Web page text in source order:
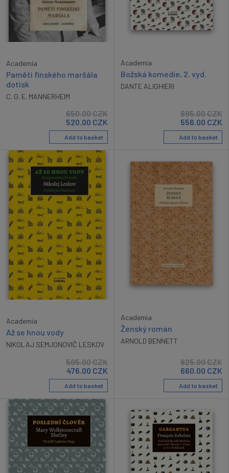
Academia
Paměti finského maršála
dotisk
C. G. E. MANNERHEIM
650.00CZK
520.00 CZK
Add to basket
Academia
Božská komedie, 2. vyd.
DANTE ALIGHIERI
695.00CZK
556.00 CZK
Add to basket
Academia
Až se hnou vody
NIKOLAJ SEMJONOVIČ LESKOV
595.00CZK
476.00 CZK
Add to basket
Academia
Ženský román
ARNOLD BENNETT
825.00CZK
660.00 CZK
Add to basket